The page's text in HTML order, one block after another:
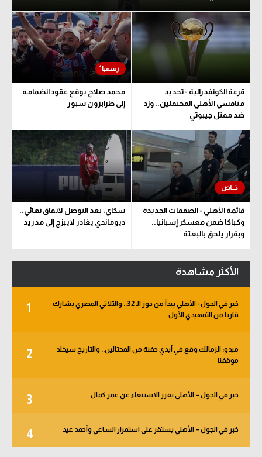
قرعة الكونفدرالية - تحديد
منافسي الأهلي المحتملين.. وزد
ضد ممثل جيبوتي
محمد صلاح يوقع عقود انضمامه
إلى طرابزون سبور
قائمة الأهلي - الصفقات الجديدة
وكباكا ضمن معسكر إسبانيا..
وبقرار يلحق بالبعثة
سكاي: بعد التوصل لاتفاق نهائي..
ديوماندي يغادر لايبزج إلى مدريد
الأكثر مشاهدة
1
خبر في الجول - الأهلي يبدأ من دور الـ 32.. والثلاثي المصري يشارك
قاريا من التمهيدي الأول
2
ميدو: الزمالك وقع في أيدي حفنة من المحتالين.. والتاريخ سيخلد
موقفنا
3 خبر في الجول – الأهلي يقرر الاستنغاء عن عمر كمال
4 خبر في الجول – الأهلي يستقر على استمرار الساعي وأحمد عيد